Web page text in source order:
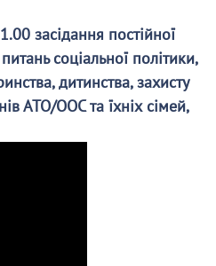
засідання постійної
соціальної політики,
дитинства, захисту
АТО/ООС та їхніх сімей,